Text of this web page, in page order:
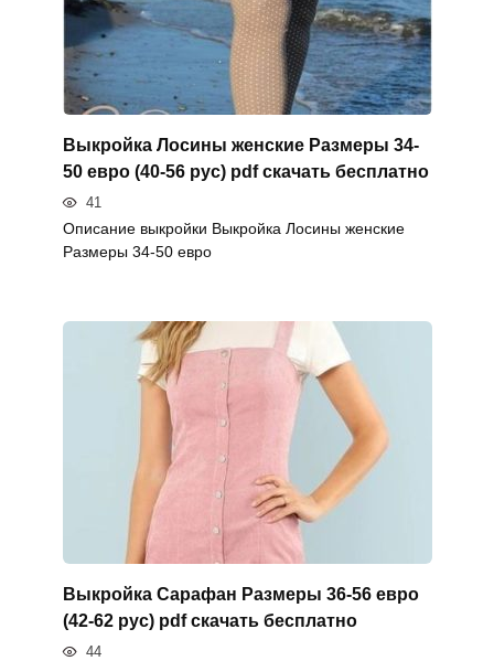
Выкройка Лосины женские Размеры 34-
50 евро (40-56 рус) pdf скачать бесплатно
41
Описание выкройки Выкройка Лосины женские
Размеры 34-50 евро
Выкройка Сарафан Размеры 36-56 евро
(42-62 рус) pdf скачать бесплатно
44